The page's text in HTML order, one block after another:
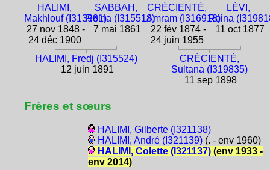
HALIMI,
Makhlouf (I313981)
27 nov 1848 -
24 déc 1900
SABBAH,
Reina (I315518)
7 mai 1861
CRÉCIENTÉ,
Amram (I316918)
22 fév 1874 -
24 juin 1955
LÉVI,
Reina
11 oct 1877
HALIMI, Fredj (I315524)
12 juin 1891
CRÉCIENTÉ,
Sultana (I319835)
11 sep 1898
Frères et sœurs
HALIMI, Gilberte (I321138)
HALIMI, André (I321139)(. - env 1960)
HALIMI, Colette (I321137)(env 1933 -
env 2014)